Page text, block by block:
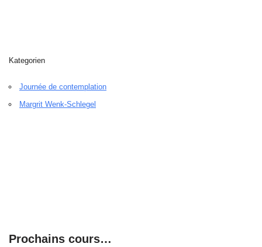
Kategorien
Journée de contemplation
Margrit Wenk-Schlegel
Prochains cours…